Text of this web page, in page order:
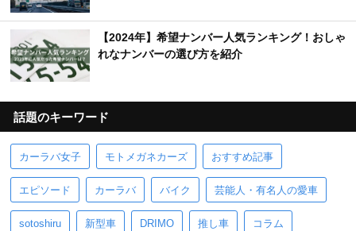
【2024年】希望ナンバー人気ランキング！おしゃ
れなナンバーの選び方を紹介
話題のキーワード
カーラバ女子 モトメガネカーズ おすすめ記事
エピソード カーラバ バイク 芸能人・有名人の愛車
sotoshiru 新型車 DRIMO 推し車 コラム